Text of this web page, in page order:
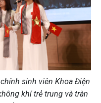
sinh viên Khoa Điện
khí trẻ trung và tràn